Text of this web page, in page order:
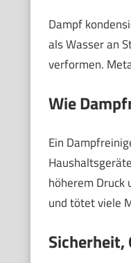
Dampf
als Wasser an
verformen.
Wie
Ein
höherem
und tötet viele
Sicherheit,